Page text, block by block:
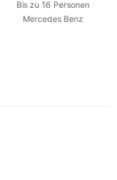
Bis zu 16 Personen
Mercedes Benz